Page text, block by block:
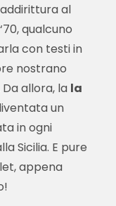
al
qualcuno
con testi in
nostrano
allora, la la
un
in ogni
Sicilia. E pure
appena